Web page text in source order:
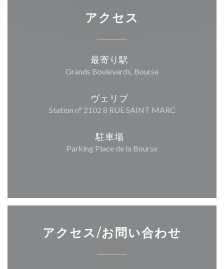
アクセス
最寄り駅
Grands Boulevards, Bourse
ヴェリブ
Station n° 2102 8 RUE SAINT MARC
駐車場
Parking Place de la Bourse
アクセス/お問い合わせ